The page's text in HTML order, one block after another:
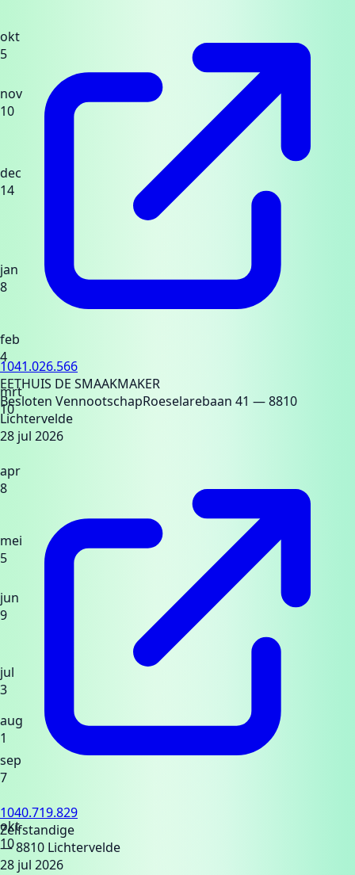
okt
5
nov
10
dec
14
jan
8
feb
4
mrt
10
apr
8
mei
5
jun
9
jul
3
aug
1
sep
7
okt
10
1041.026.566
EETHUIS DE SMAAKMAKER
Besloten VennootschapRoeselarebaan 41 — 8810
Lichtervelde
28 jul 2026
1040.719.829
Zelfstandige
— 8810 Lichtervelde
28 jul 2026